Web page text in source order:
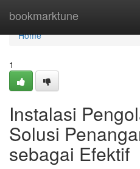
bookmarktune
Home
Home
1
Instalasi
Solusi
sebagai Efektif